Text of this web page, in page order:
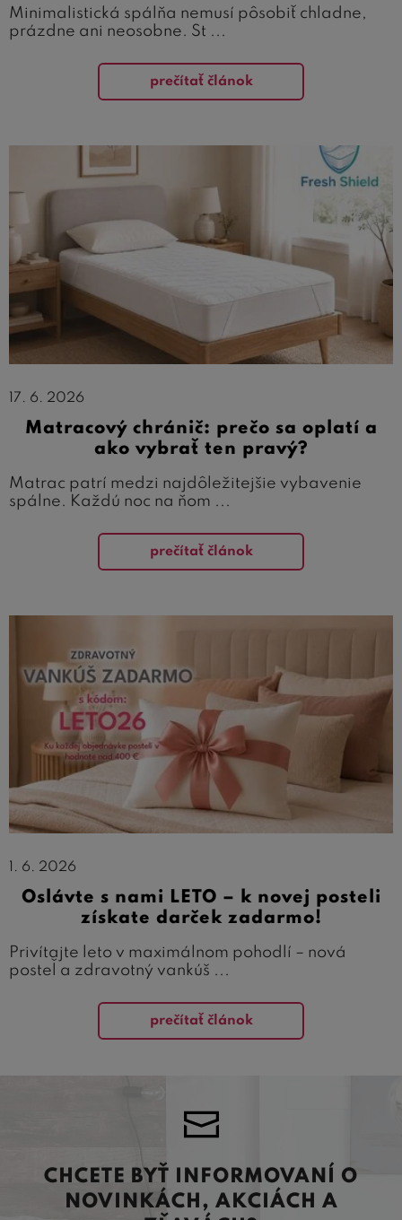
Minimalistická spálňa nemusí pôsobiť chladne,
prázdne ani neosobne. St ...
prečítať článok
17. 6. 2026
Matracový chránič: prečo sa oplatí a
ako vybrať ten pravý?
Matrac patrí medzi najdôležitejšie vybavenie
spálne. Každú noc na ňom ...
prečítať článok
1. 6. 2026
Oslávte s nami LETO – k novej posteli
získate darček zadarmo!
Privítajte leto v maximálnom pohodlí – nová
posteľ a zdravotný vankúš ...
prečítať článok
CHCETE BYŤ INFORMOVANÍ O
NOVINKÁCH, AKCIÁCH A